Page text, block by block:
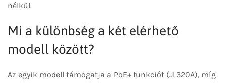
nélkül.
Mi a különbség a két elérhető
modell között?
Az egyik modell támogatja a PoE+ funkciót (JL320A), míg